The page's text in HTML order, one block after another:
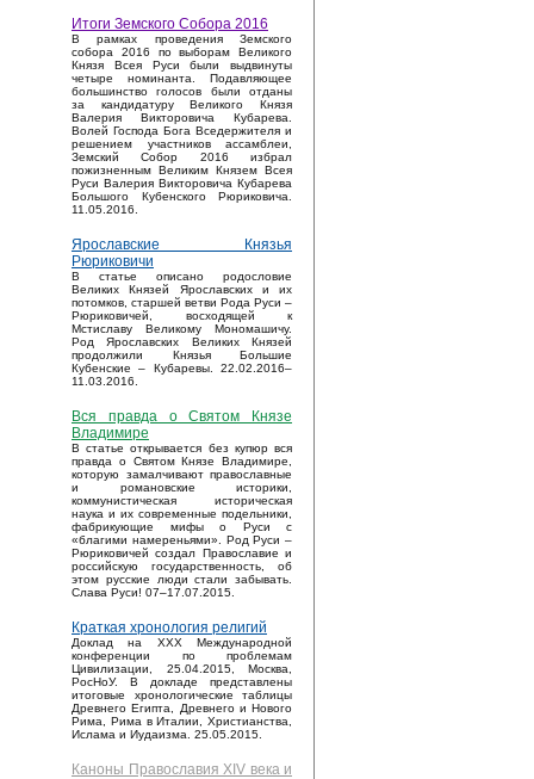
Итоги Земского Собора 2016
В рамках проведения Земского
собора 2016 по выборам Великого
Князя Всея Руси были выдвинуты
четыре номинанта. Подавляющее
большинство голосов были отданы
за кандидатуру Великого Князя
Валерия Викторовича Кубарева.
Волей Господа Бога Вседержителя и
решением участников ассамблеи,
Земский Собор 2016 избрал
пожизненным Великим Князем Всея
Руси Валерия Викторовича Кубарева
Большого Кубенского Рюриковича.
11.05.2016.
Ярославские Князья
Рюриковичи
В статье описано родословие
Великих Князей Ярославских и их
потомков, старшей ветви Рода Руси –
Рюриковичей, восходящей к
Мстиславу Великому Мономашичу.
Род Ярославских Великих Князей
продолжили Князья Большие
Кубенские – Кубаревы. 22.02.2016–
11.03.2016.
Вся правда о Святом Князе
Владимире
В статье открывается без купюр вся
правда о Святом Князе Владимире,
которую замалчивают православные
и романовские историки,
коммунистическая историческая
наука и их современные подельники,
фабрикующие мифы о Руси с
«благими намереньями». Род Руси –
Рюриковичей создал Православие и
российскую государственность, об
этом русские люди стали забывать.
Слава Руси! 07–17.07.2015.
Краткая хронология религий
Доклад на XXX Международной
конференции по проблемам
Цивилизации, 25.04.2015, Москва,
РосНоУ. В докладе представлены
итоговые хронологические таблицы
Древнего Египта, Древнего и Нового
Рима, Рима в Италии, Христианства,
Ислама и Иудаизма. 25.05.2015.
Каноны Православия XIV века и